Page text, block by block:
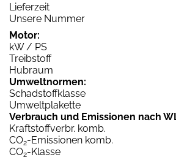
Lieferzeit
Unsere Nummer
Motor:
kW / PS
Treibstoff
Hubraum
Umweltnormen:
Schadstoffklasse
Umweltplakette
Verbrauch und Emissionen nach
Kraftstoffverbr. komb.
CO2-Emissionen komb.
CO2-Klasse